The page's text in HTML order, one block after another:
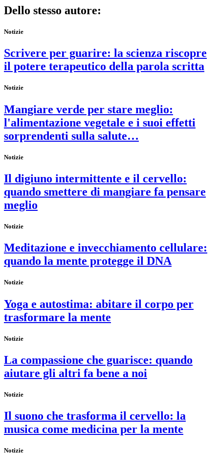
Dello stesso autore:
Notizie
Scrivere per guarire: la scienza riscopre
il potere terapeutico della parola scritta
Notizie
Mangiare verde per stare meglio:
l'alimentazione vegetale e i suoi effetti
sorprendenti sulla salute…
Notizie
Il digiuno intermittente e il cervello:
quando smettere di mangiare fa pensare
meglio
Notizie
Meditazione e invecchiamento cellulare:
quando la mente protegge il DNA
Notizie
Yoga e autostima: abitare il corpo per
trasformare la mente
Notizie
La compassione che guarisce: quando
aiutare gli altri fa bene a noi
Notizie
Il suono che trasforma il cervello: la
musica come medicina per la mente
Notizie